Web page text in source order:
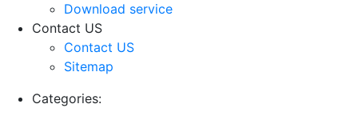
Download service
Contact US
Contact US
Sitemap
Categories: